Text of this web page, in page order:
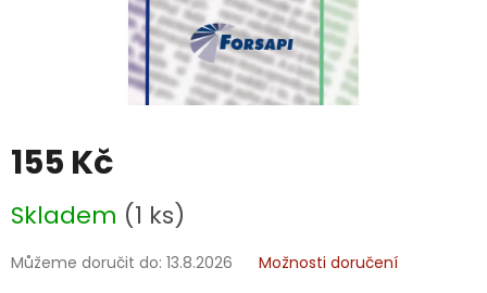
155 Kč
cena:
Skladem (1 ks)
Můžeme doručit do: 13.8.2026 Možnosti doručení